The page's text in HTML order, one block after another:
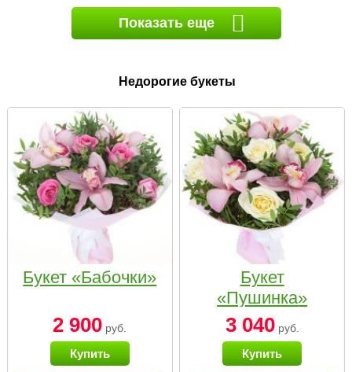
Показать еще
Недорогие букеты
Букет «Бабочки»
2 900 руб.
Купить
Букет
«Пушинка»
3 040руб.
Купить